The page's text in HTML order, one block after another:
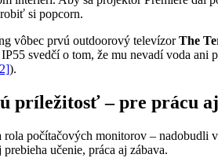
si popcorn.
vôbec prvú outdoorový televízorThe
svedčí o tom, že mu nevadí voda
).
príležitosť – pre prácu
počítačových monitorov – nadobudli
učenie, práca aj zábava.